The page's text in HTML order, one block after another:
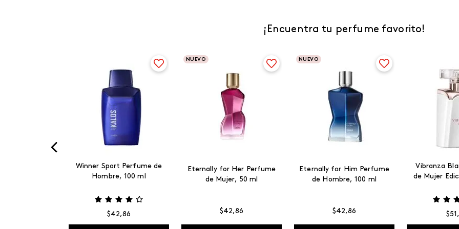
¡Encuentra tu perfume favorito!
Winner Sport Perfume de
Hombre, 100 ml
$42,86
NUEVO
Eternally for Her Perfume
de Mujer, 50 ml
$42,86
NUEVO
Eternally for Him Perfume
de Hombre, 100 ml
$42,86
Vibranza
de Mujer
$51